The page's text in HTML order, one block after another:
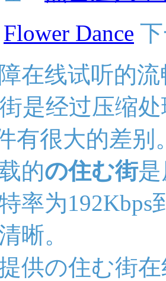
Flower Dance
在线试听的
是经过压缩
有很大的差别
的の住む街
率为192Kbps
晰。
供の住む街